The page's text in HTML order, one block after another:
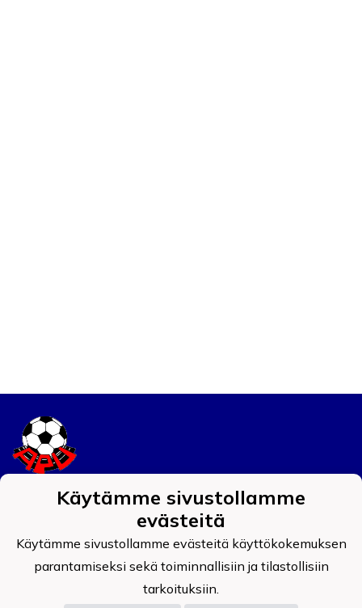
Tietosuojaseloste
Auran Palokunnan Urheilijat ry
0908519-4
Käytämme sivustollamme
evästeitä
Käytämme sivustollamme evästeitä käyttökokemuksen
parantamiseksi sekä toiminnallisiin ja tilastollisiin
tarkoituksiin.